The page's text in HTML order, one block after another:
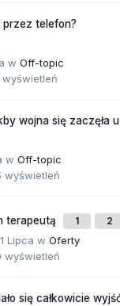
przez telefon?
w Off-topic
wyświetleń
wojna się zaczęła
w Off-topic
wyświetleń
terapeutą 1 2
Lipca w Oferty
wyświetleń
się całkowicie